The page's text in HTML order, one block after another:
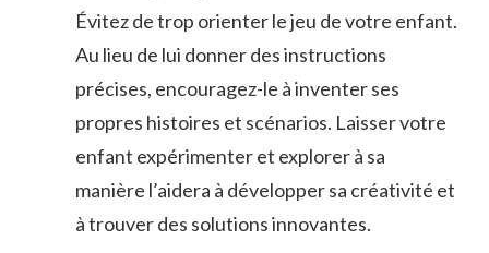
Évitez de trop ⁣orienter⁣ le jeu de votre enfant.
Au lieu de lui​ donner des instructions
précises, encouragez-le à inventer ⁣ses‍
propres histoires et scénarios. Laisser votre
enfant expérimenter et explorer‍ à⁣ sa
manière l’aidera ‍à développer sa créativité et
à trouver ⁣des ⁢solutions innovantes.